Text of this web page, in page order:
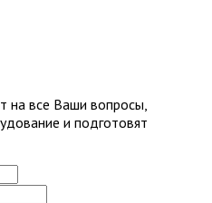
на все Ваши вопросы,
и подготовят